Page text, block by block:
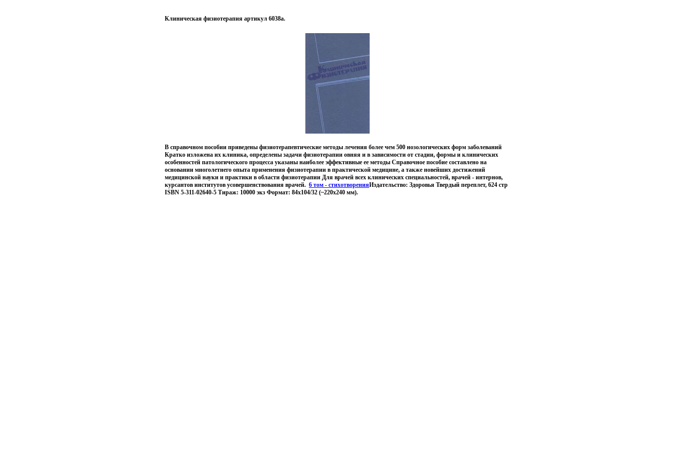
Клиническая физиотерапия артикул 6038a.
В справочном пособии приведены физиотерапевтические методы лечения более чем 500 нозологических форм заболеваний
Кратко изложена их клиника, определены задачи физиотерапии овняя и в зависимости от стадии, формы и клинических
особенностей патологического процесса указаны наиболее эффективные ее методы Справочное пособие составлено на
основании многолетнего опыта применения физиотерапии в практической медицине, а также новейших достижений
медицинской науки и практики в области физиотерапии Для врачей всех клинических специальностей, врачей - интернов,
курсантов институтов усовершенствования врачей. 6 том - стихотворенияИздательство: Здоровья Твердый переплет, 624 стр
ISBN 5-311-02640-5 Тираж: 10000 экз Формат: 84x104/32 (~220x240 мм).